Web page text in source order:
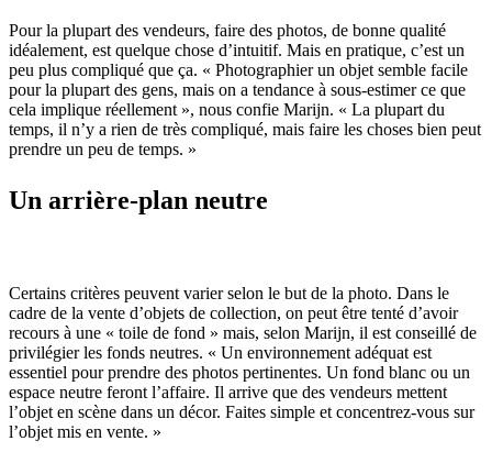
Pour la plupart des vendeurs, faire des photos, de bonne qualité
idéalement, est quelque chose d’intuitif. Mais en pratique, c’est un
peu plus compliqué que ça. « Photographier un objet semble facile
pour la plupart des gens, mais on a tendance à sous-estimer ce que
cela implique réellement », nous confie Marijn. « La plupart du
temps, il n’y a rien de très compliqué, mais faire les choses bien peut
prendre un peu de temps. »
Un arrière-plan neutre
Certains critères peuvent varier selon le but de la photo. Dans le
cadre de la vente d’objets de collection, on peut être tenté d’avoir
recours à une « toile de fond » mais, selon Marijn, il est conseillé de
privilégier les fonds neutres. « Un environnement adéquat est
essentiel pour prendre des photos pertinentes. Un fond blanc ou un
espace neutre feront l’affaire. Il arrive que des vendeurs mettent
l’objet en scène dans un décor. Faites simple et concentrez-vous sur
l’objet mis en vente. »